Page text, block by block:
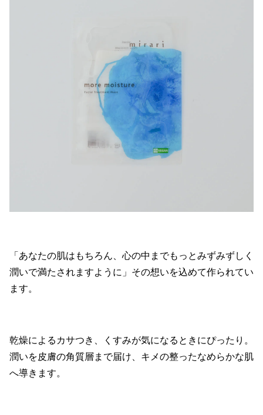
「あなたの肌はもちろん、心の中までもっとみずみずしく
潤いで満たされますように」その想いを込めて作られてい
ます。
乾燥によるカサつき、くすみが気になるときにぴったり。
潤いを皮膚の角質層まで届け、キメの整ったなめらかな肌
へ導きます。